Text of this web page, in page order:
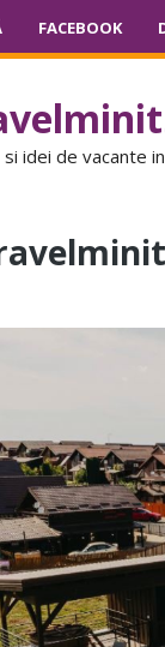
FACEBOOK
idei de vacante